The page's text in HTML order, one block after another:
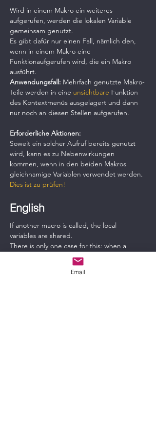
Wird in einem Makro ein weiteres
aufgerufen, werden die lokalen Variable
gemeinsam genutzt.
Es gibt dafür nur einen Fall, nämlich den,
wenn in einem Makro eine
Funktionaufgerufen wird, die ein Makro
ausführt.
Anwendungsfall: Mehrfach genutzte Makro-
Teile werden in eine unsichtbare Funktion
des Kontextmenüs ausgelagert und dann
nur noch an diesen Stellen aufgerufen.
Erforderliche Aktionen:
Soweit ein solcher Aufruf bereits genutzt
wird, kann es zu Nebenwirkungen
kommen, wenn in den beiden Makros
gleichnamige Variablen verwendet werden.
Dies ist zu prüfen!
English
If another macro is called, the local
variables are shared.
There is only one case for this: when a
function that executes a macro is called in a
Macro parts used more than
Email